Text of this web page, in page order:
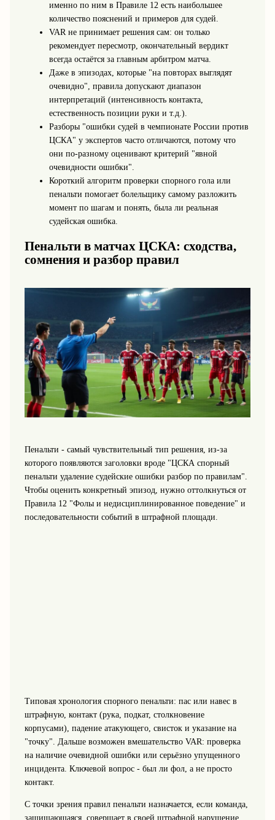
именно по ним в Правиле 12 есть наибольшее
количество пояснений и примеров для судей.
VAR не принимает решения сам: он только
рекомендует пересмотр, окончательный вердикт
всегда остаётся за главным арбитром матча.
Даже в эпизодах, которые "на повторах выглядят
очевидно", правила допускают диапазон
интерпретаций (интенсивность контакта,
естественность позиции руки и т.д.).
Разборы "ошибки судей в чемпионате России против
ЦСКА" у экспертов часто отличаются, потому что
они по-разному оценивают критерий "явной
очевидности ошибки".
Короткий алгоритм проверки спорного гола или
пенальти помогает болельщику самому разложить
момент по шагам и понять, была ли реальная
судейская ошибка.
Пенальти в матчах ЦСКА: сходства,
сомнения и разбор правил
Пенальти - самый чувствительный тип решения, из‑за
которого появляются заголовки вроде "ЦСКА спорный
пенальти удаление судейские ошибки разбор по правилам".
Чтобы оценить конкретный эпизод, нужно оттолкнуться от
Правила 12 "Фолы и недисциплинированное поведение" и
последовательности событий в штрафной площади.
Типовая хронология спорного пенальти: пас или навес в
штрафную, контакт (рука, подкат, столкновение
корпусами), падение атакующего, свисток и указание на
"точку". Дальше возможен вмешательство VAR: проверка
на наличие очевидной ошибки или серьёзно упущенного
инцидента. Ключевой вопрос - был ли фол, а не просто
контакт.
С точки зрения правил пенальти назначается, если команда,
защищающаяся, совершает в своей штрафной нарушение,